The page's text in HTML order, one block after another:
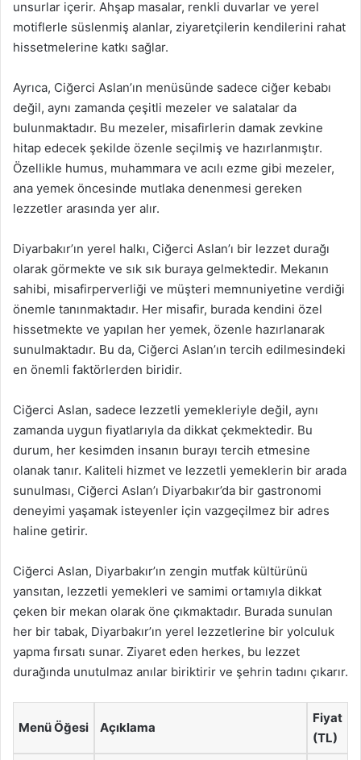
unsurlar içerir. Ahşap masalar, renkli duvarlar ve yerel
motiflerle süslenmiş alanlar, ziyaretçilerin kendilerini rahat
hissetmelerine katkı sağlar.
Ayrıca, Ciğerci Aslan’ın menüsünde sadece ciğer kebabı
değil, aynı zamanda çeşitli mezeler ve salatalar da
bulunmaktadır. Bu mezeler, misafirlerin damak zevkine
hitap edecek şekilde özenle seçilmiş ve hazırlanmıştır.
Özellikle humus, muhammara ve acılı ezme gibi mezeler,
ana yemek öncesinde mutlaka denenmesi gereken
lezzetler arasında yer alır.
Diyarbakır’ın yerel halkı, Ciğerci Aslan’ı bir lezzet durağı
olarak görmekte ve sık sık buraya gelmektedir. Mekanın
sahibi, misafirperverliği ve müşteri memnuniyetine verdiği
önemle tanınmaktadır. Her misafir, burada kendini özel
hissetmekte ve yapılan her yemek, özenle hazırlanarak
sunulmaktadır. Bu da, Ciğerci Aslan’ın tercih edilmesindeki
en önemli faktörlerden biridir.
Ciğerci Aslan, sadece lezzetli yemekleriyle değil, aynı
zamanda uygun fiyatlarıyla da dikkat çekmektedir. Bu
durum, her kesimden insanın burayı tercih etmesine
olanak tanır. Kaliteli hizmet ve lezzetli yemeklerin bir arada
sunulması, Ciğerci Aslan’ı Diyarbakır’da bir gastronomi
deneyimi yaşamak isteyenler için vazgeçilmez bir adres
haline getirir.
Ciğerci Aslan, Diyarbakır’ın zengin mutfak kültürünü
yansıtan, lezzetli yemekleri ve samimi ortamıyla dikkat
çeken bir mekan olarak öne çıkmaktadır. Burada sunulan
her bir tabak, Diyarbakır’ın yerel lezzetlerine bir yolculuk
yapma fırsatı sunar. Ziyaret eden herkes, bu lezzet
durağında unutulmaz anılar biriktirir ve şehrin tadını çıkarır.
Menü Öğesi Açıklama
Fiyat
(TL)